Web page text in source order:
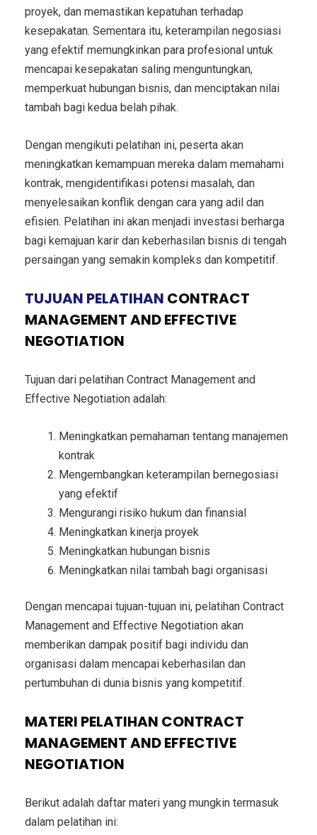
proyek, dan memastikan kepatuhan terhadap
kesepakatan. Sementara itu, keterampilan negosiasi
yang efektif memungkinkan para profesional untuk
mencapai kesepakatan saling menguntungkan,
memperkuat hubungan bisnis, dan menciptakan nilai
tambah bagi kedua belah pihak.
Dengan mengikuti pelatihan ini, peserta akan
meningkatkan kemampuan mereka dalam memahami
kontrak, mengidentifikasi potensi masalah, dan
menyelesaikan konflik dengan cara yang adil dan
efisien. Pelatihan ini akan menjadi investasi berharga
bagi kemajuan karir dan keberhasilan bisnis di tengah
persaingan yang semakin kompleks dan kompetitif.
TUJUAN PELATIHAN CONTRACT
MANAGEMENT AND EFFECTIVE
NEGOTIATION
Tujuan dari pelatihan Contract Management and
Effective Negotiation adalah:
Meningkatkan pemahaman tentang manajemen
kontrak
Mengembangkan keterampilan bernegosiasi
yang efektif
Mengurangi risiko hukum dan finansial
Meningkatkan kinerja proyek
Meningkatkan hubungan bisnis
Meningkatkan nilai tambah bagi organisasi
Dengan mencapai tujuan-tujuan ini, pelatihan Contract
Management and Effective Negotiation akan
memberikan dampak positif bagi individu dan
organisasi dalam mencapai keberhasilan dan
pertumbuhan di dunia bisnis yang kompetitif.
MATERI PELATIHAN CONTRACT
MANAGEMENT AND EFFECTIVE
NEGOTIATION
Berikut adalah daftar materi yang mungkin termasuk
dalam pelatihan ini: